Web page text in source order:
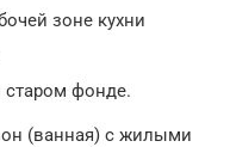
зоне кухни
старом фонде.
(ванная) с жилыми